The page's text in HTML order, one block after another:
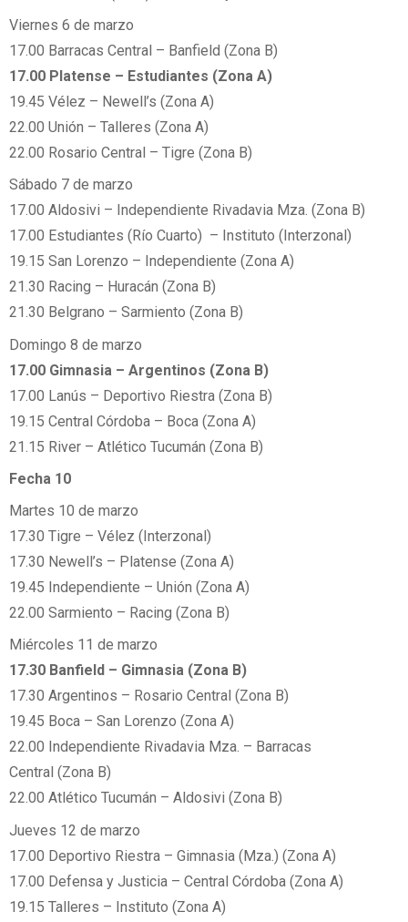
Viernes 6 de marzo
17.00 Barracas Central – Banfield (Zona B)
17.00 Platense – Estudiantes (Zona A)
19.45 Vélez – Newell’s (Zona A)
22.00 Unión – Talleres (Zona A)
22.00 Rosario Central – Tigre (Zona B)
Sábado 7 de marzo
17.00 Aldosivi – Independiente Rivadavia Mza. (Zona B)
17.00 Estudiantes (Río Cuarto) – Instituto (Interzonal)
19.15 San Lorenzo – Independiente (Zona A)
21.30 Racing – Huracán (Zona B)
21.30 Belgrano – Sarmiento (Zona B)
Domingo 8 de marzo
17.00 Gimnasia – Argentinos (Zona B)
17.00 Lanús – Deportivo Riestra (Zona B)
19.15 Central Córdoba – Boca (Zona A)
21.15 River – Atlético Tucumán (Zona B)
Fecha 10
Martes 10 de marzo
17.30 Tigre – Vélez (Interzonal)
17.30 Newell’s – Platense (Zona A)
19.45 Independiente – Unión (Zona A)
22.00 Sarmiento – Racing (Zona B)
Miércoles 11 de marzo
17.30 Banfield – Gimnasia (Zona B)
17.30 Argentinos – Rosario Central (Zona B)
19.45 Boca – San Lorenzo (Zona A)
22.00 Independiente Rivadavia Mza. – Barracas
Central (Zona B)
22.00 Atlético Tucumán – Aldosivi (Zona B)
Jueves 12 de marzo
17.00 Deportivo Riestra – Gimnasia (Mza.) (Zona A)
17.00 Defensa y Justicia – Central Córdoba (Zona A)
19.15 Talleres – Instituto (Zona A)